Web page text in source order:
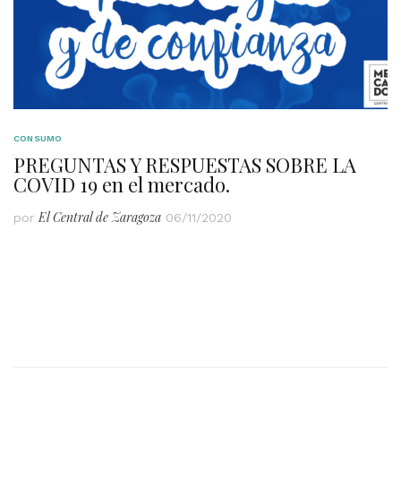
CONSUMO
PREGUNTAS Y RESPUESTAS SOBRE LA
COVID 19 en el mercado.
por El Central de Zaragoza 06/11/2020